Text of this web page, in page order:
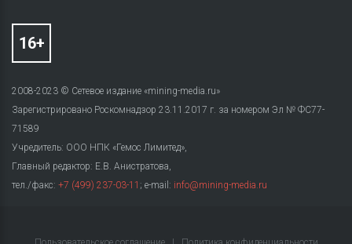
2008-2023 © Сетевое издание «mining-media.ru»
Зарегистрировано Роскомнадзор 23.11.2017 г. за номером Эл № ФС77-
71589
Учредитель: ООО НПК «Гемос Лимитед»,
Главный редактор: Е.В. Анистратова,
тел./факс: +7 (499) 237-03-11 ; e-mail: info@mining-media.ru